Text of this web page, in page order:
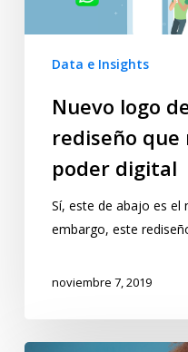
Data e Insights
Nuevo logo
rediseño que
poder digital
Sí, este de abajo es el
embargo, este
noviembre 7, 2019